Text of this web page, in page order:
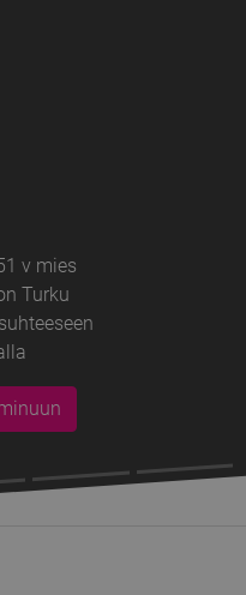
v mies
Turku